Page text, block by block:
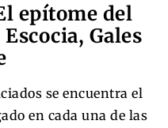
epítome del
Gales
se encuentra el
en cada una de las